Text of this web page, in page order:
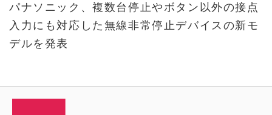
パナソニック、複数台停止やボタン以外の接点
入力にも対応した無線非常停止デバイスの新モ
デルを発表